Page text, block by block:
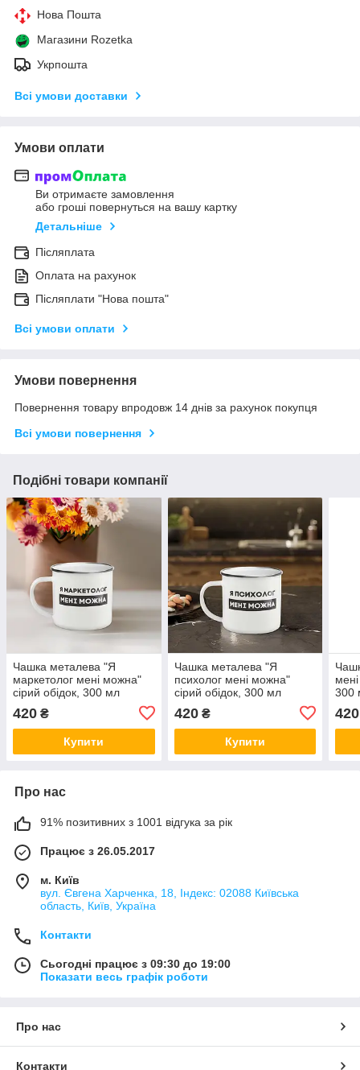
Нова Пошта
Магазини Rozetka
Укрпошта
Всі умови доставки
Умови оплати
Ви отримаєте замовлення
або гроші повернуться на вашу картку
Детальніше
Післяплата
Оплата на рахунок
Післяплати "Нова пошта"
Всі умови оплати
Умови повернення
Повернення товару впродовж 14 днів за рахунок покупця
Всі умови повернення
Подібні товари компанії
Чашка металева "Я
маркетолог мені можна"
сірий обідок, 300 мл
420 ₴
Купити
Чашка металева "Я
психолог мені можна"
сірий обідок, 300 мл
420₴
Купити
300
420
Про нас
91% позитивних з 1001 відгука за рік
Працює з 26.05.2017
м. Київ
вул. Євгена Харченка, 18, Індекс: 02088 Київська
область, Київ, Україна
Контакти
Сьогодні працює з 09:30 до 19:00
Показати весь графік роботи
Про нас
Контакти